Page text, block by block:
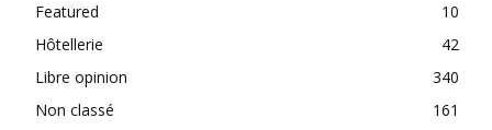
Featured
10
Hôtellerie
42
Libre opinion
340
Non classé
161